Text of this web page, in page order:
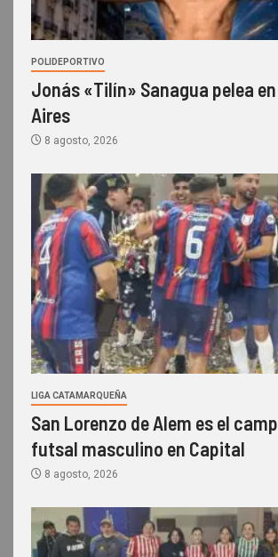
POLIDEPORTIVO
Jonás «Tilín» Sanagua pelea
Aires
8 agosto, 2026
LIGA CATAMARQUEÑA
San Lorenzo de Alem es el
futsal masculino en Capital
8 agosto, 2026